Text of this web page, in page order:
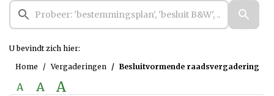
U bevindt zich hier:
Home
Vergaderingen Besluitvormende raadsvergadering
A A A